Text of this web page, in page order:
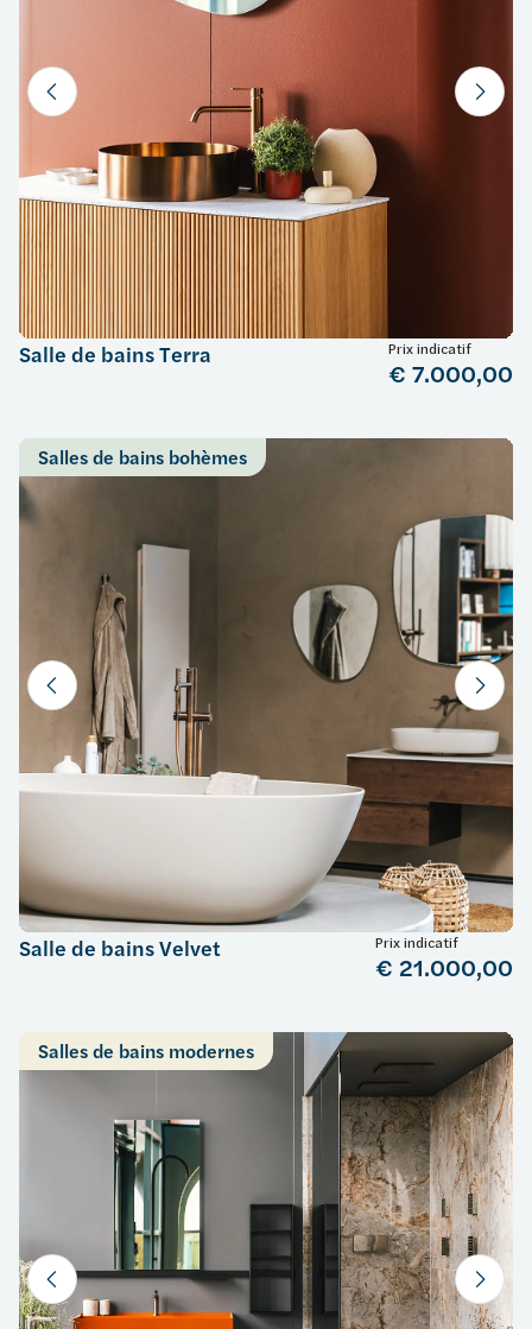
Salle de bains Terra Prix indicatif
€ 7.000,00
Salles de bains bohèmes
Salle de bains Velvet Prix indicatif
€ 21.000,00
Salles de bains modernes